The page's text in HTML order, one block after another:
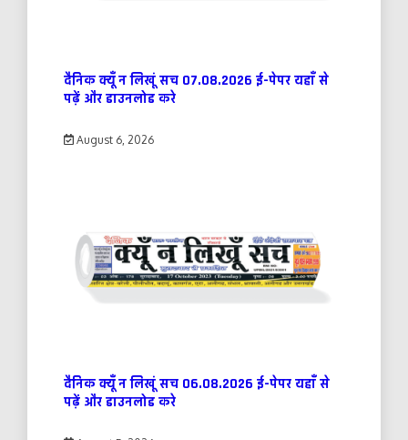
दैनिक क्यूँ न लिखूं सच 07.08.2026 ई-पेपर यहाँ से
पढ़ें और डाउनलोड करे
August 6, 2026
दैनिक क्यूँ न लिखूं सच 06.08.2026 ई-पेपर यहाँ से
पढ़ें और डाउनलोड करे